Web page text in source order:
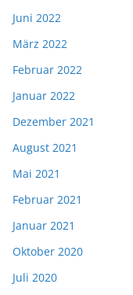
Juni 2022
März 2022
Februar 2022
Januar 2022
Dezember 2021
August 2021
Mai 2021
Februar 2021
Januar 2021
Oktober 2020
Juli 2020